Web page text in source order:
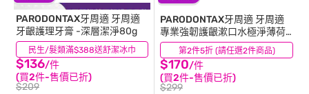
民生/髮類滿$388送舒潔冰巾
PARODONTAX牙周適 牙周適
牙齦護理牙膏 -深層潔淨80g
$136/件
(買2件-售價已折)
$209
(48) 第2件5折 (請任選2件商品)
PARODONTAX牙周適 牙周適
專業強韌護齦漱口水極淨薄荷
500毫升
$170/件
(買2件-售價已折)
$299
(29)